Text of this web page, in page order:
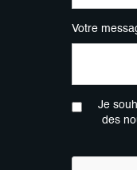
Votre
Je
des